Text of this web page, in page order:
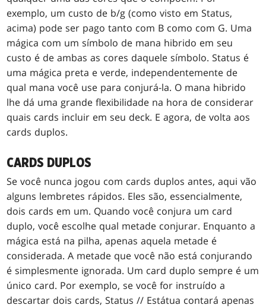
exemplo, um custo de b/g (como visto em Status,
acima) pode ser pago tanto com B como com G. Uma
mágica com um símbolo de mana hibrido em seu
custo é de ambas as cores daquele símbolo. Status é
uma mágica preta e verde, independentemente de
qual mana você use para conjurá-la. O mana hibrido
lhe dá uma grande flexibilidade na hora de considerar
quais cards incluir em seu deck. E agora, de volta aos
cards duplos.
CARDS DUPLOS
Se você nunca jogou com cards duplos antes, aqui vão
alguns lembretes rápidos. Eles são, essencialmente,
dois cards em um. Quando você conjura um card
duplo, você escolhe qual metade conjurar. Enquanto a
mágica está na pilha, apenas aquela metade é
considerada. A metade que você não está conjurando
é simplesmente ignorada. Um card duplo sempre é um
único card. Por exemplo, se você for instruído a
descartar dois cards, Status // Estátua contará apenas